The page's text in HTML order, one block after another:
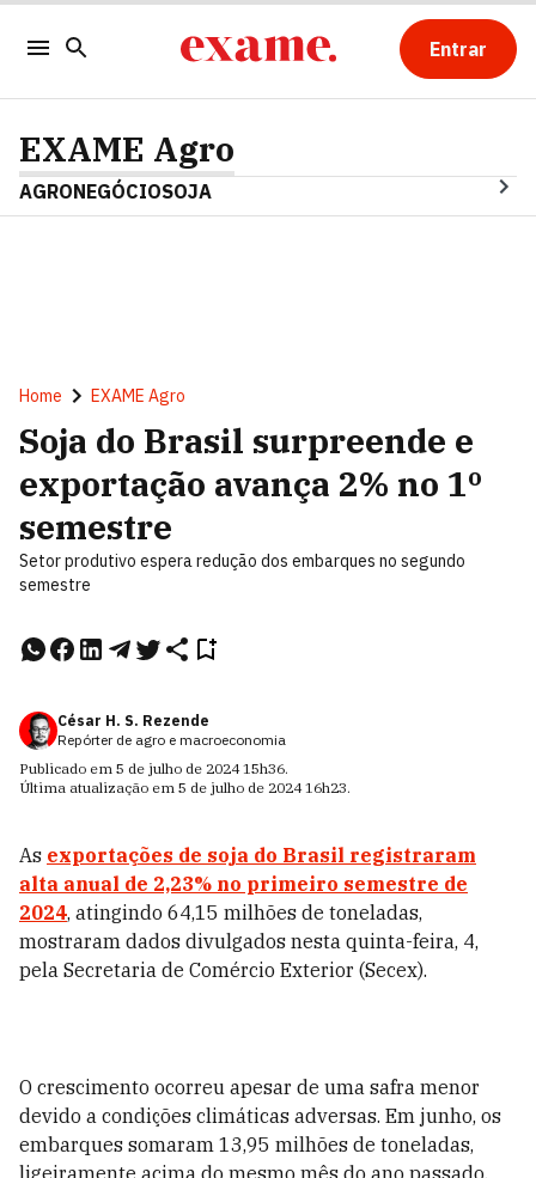
Entrar
EXAME Agro
AGRONEGÓCIOSOJA
Home EXAME Agro
Soja do Brasil surpreende e
exportação avança 2% no 1º
semestre
Setor produtivo espera redução dos embarques no segundo
semestre
César H. S. Rezende
Repórter de agro e macroeconomia
Publicado em 5 de julho de 2024 15h36.
Última atualização em 5 de julho de 2024 16h23.
As exportações de soja do Brasil registraram
alta anual de 2,23% no primeiro semestre de
2024, atingindo 64,15 milhões de toneladas,
mostraram dados divulgados nesta quinta-feira, 4,
pela Secretaria de Comércio Exterior (Secex).
O crescimento ocorreu apesar de uma safra menor
devido a condições climáticas adversas. Em junho, os
embarques somaram 13,95 milhões de toneladas,
ligeiramente acima do mesmo mês do ano passado.